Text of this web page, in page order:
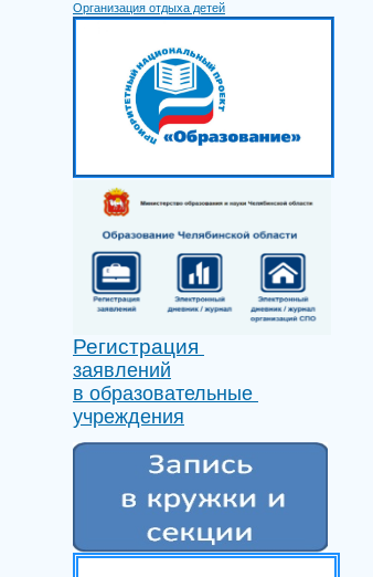
Организация отдыха детей
Регистрация
заявлений
в образовательные
учреждения